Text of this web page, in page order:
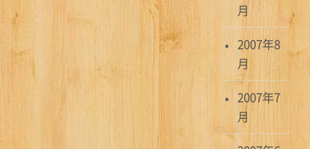
月
2007年8
月
2007年7
月